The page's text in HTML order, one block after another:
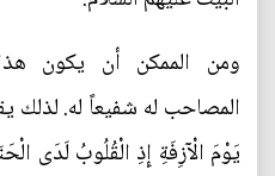
ومن الممكن أن يكون
المصاحب له شفيعاً له. لذلك
يَوْمَ الْآزِفَةِ إِذِ الْقُلُوبُ لَدَى